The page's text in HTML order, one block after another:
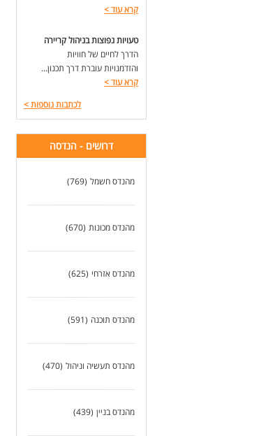
קרא עוד>
טעויות נפוצות בניהול קריירה
הדרך לחיים של חוויות
והזדמנויות עוברת דרך תכנון...
קרא עוד>
לכתבות נוספות>
דרושים - הנדסה
מהנדס חשמל (769)
מהנדס מכונות (670)
מהנדס אזרחי (625)
מהנדס תוכנה (591)
מהנדס תעשיה וניהול (470)
מהנדס בניין (439)